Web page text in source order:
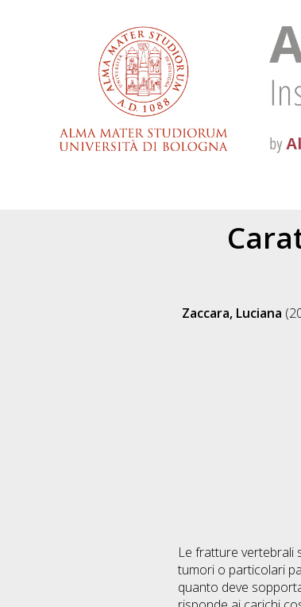
Zaccara, Luciana
Le fratture vertebrali
tumori o particolari
quanto deve